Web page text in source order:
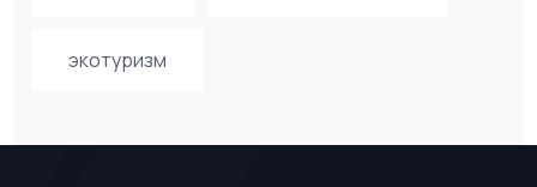
экотуризм